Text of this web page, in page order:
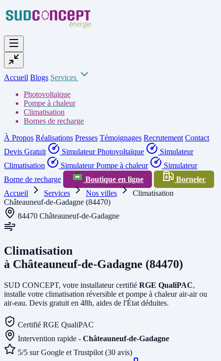
Accueil Blogs Services
Photovoltaïque
Pompe à chaleur
Climatisation
Bornes de recharge
À Propos Réalisations Presses Témoignages Recrutement Contact
Devis Gratuit
Simulateur Photovoltaïque
Simulateur
Climatisation
Simulateur Pompe à chaleur
Simulateur
Borne de recharge
Boutique en ligne
Bornelec
Accueil
Services Nos villes
Climatisation
Châteauneuf-de-Gadagne (84470)
84470 Châteauneuf-de-Gadagne
Climatisation
à Châteauneuf-de-Gadagne (84470)
SUD CONCEPT, votre installateur certifié RGE QualiPAC,
installe votre climatisation réversible et pompe à chaleur air-air ou
air-eau. Devis gratuit en 48h, aides de l'État déduites.
Certifié RGE QualiPAC
Intervention rapide - Châteauneuf-de-Gadagne
5/5 sur Google et Trustpilot (30 avis)